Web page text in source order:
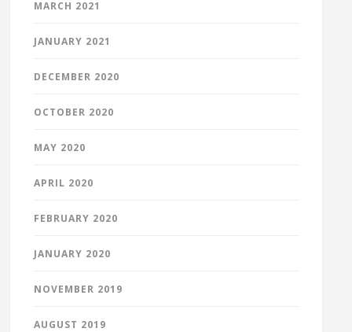
MARCH 2021
JANUARY 2021
DECEMBER 2020
OCTOBER 2020
MAY 2020
APRIL 2020
FEBRUARY 2020
JANUARY 2020
NOVEMBER 2019
AUGUST 2019